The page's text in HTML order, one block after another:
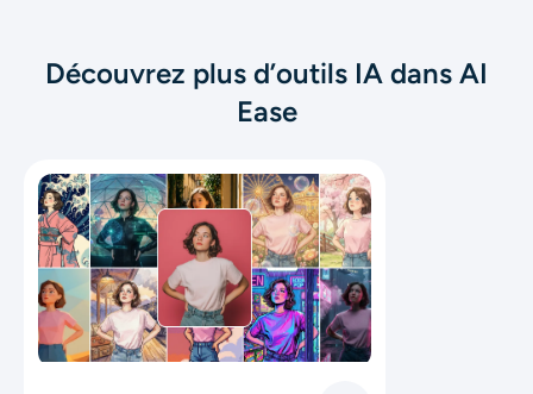
Découvrez plus d’outils IA dans AI
Ease